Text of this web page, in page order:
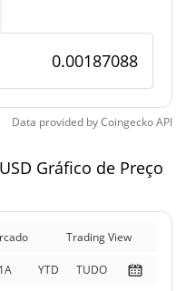
100,000,000 STOP
$146,485
0.18%
$187,082
Data provided byCoingeckoAPI
Gráfico de Preço
Trading View
1A YTD TUDO